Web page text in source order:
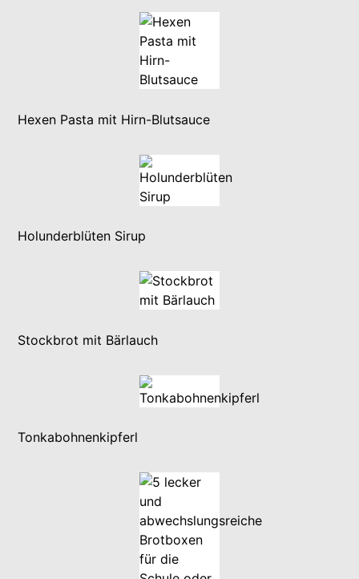
Hexen Pasta mit Hirn-Blutsauce
Holunderblüten Sirup
Stockbrot mit Bärlauch
Tonkabohnenkipferl